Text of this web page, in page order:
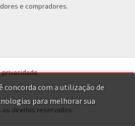
concorda com a utilização de
para melhorar sua
e compradores.
privacidade
os direitos reservados.